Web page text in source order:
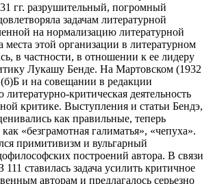
гг. разрушительный, погромный
задачам литературной
на нормализацию литературной
этой организации в литературном
в частности, в отношении к ее лидеру
Лукашу Бенде. На Мартовском (1932
и на совещании в редакции
литературно-критическая деятельность
критике. Выступления и статьи Бендэ,
как правильные, теперь
«безграмотная галиматья», «чепуха».
примитивизм и вульгарный
построений автора. В связи
ставилась задача усилить критичное
авторам и предлагалось серьезно